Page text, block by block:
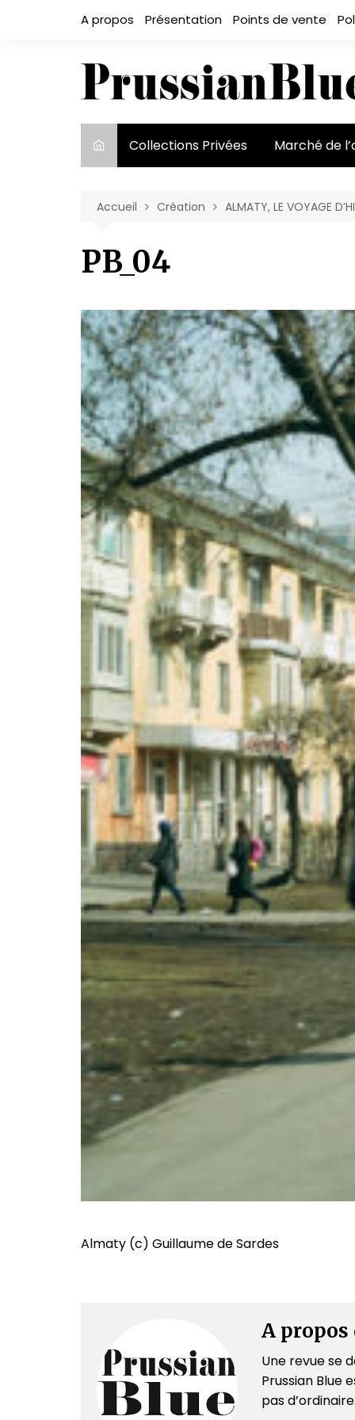
A propos Présentation Points de vente
Collections Privées Marché de
acteurs
Accueil Création ALMATY, LE VOYAGE
PB_04
Almaty (c) Guillaume de Sardes
A
Une revue se
Prussian Blue
pas